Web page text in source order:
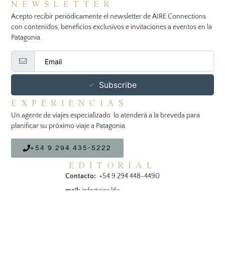
Acepto recibir periódicamente el newsletter de AIRE Connections
con contenidos, beneficios exclusivos e invitaciones a eventos en la
Patagonia.
Subscribe
EXPERIENCIAS
Un agente de viajes especializado lo atenderá a la breveda para
planificar su próximo viaje a Patagonia.
+54 9 294 435-5222
EDITORIAL
Contacto: +54 9 294 448-4490
mail: info@aire.life